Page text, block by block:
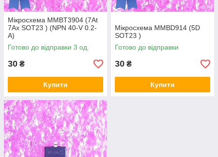
Мікросхема MMBT3904 (7At
7Ax SOT23 ) (NPN 40-V 0.2-
A)
Готово до відправки 3 од.
30 ₴
Купити
Мікросхема MMBD914 (5D
SOT23 )
Готово до відправки
30 ₴
Купити